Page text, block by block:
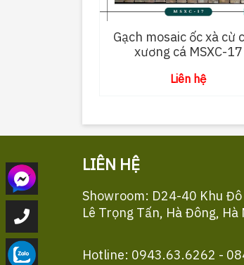
Gạch mosaic ốc xà cừ
xương cá MSXC-17
Liên hệ
LIÊN HỆ
Showroom: D24-40 Khu
Lê Trọng Tấn, Hà Đông, Hà
Hotline: 0943.63.6262 -